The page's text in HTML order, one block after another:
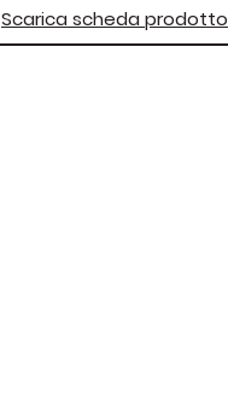
Scarica scheda prodotto